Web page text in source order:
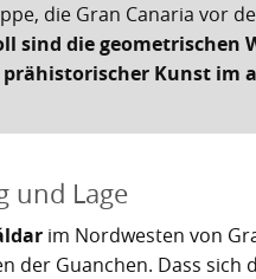
die Gran Canaria vor
sind die geometrischen
prähistorischer Kunst im
und Lage
im Nordwesten von
der Guanchen. Dass sich